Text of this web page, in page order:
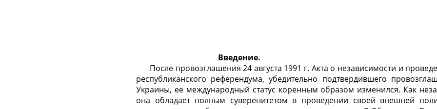
Введение.
После провозглашения 24 августа 1991 г. Акта о не­зависимости и
республи­канского референдума, убедительно подтвердившего
Украины, ее международный статус коренным образом изменился. Как
она обладает полным суверенитетом в проведении своей внешней